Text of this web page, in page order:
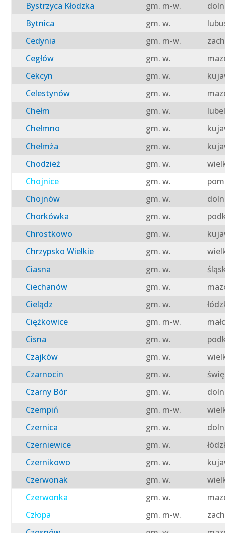
Bystrzyca Kłodzka
gm. m-w.
Bytnica
gm. w.
Cedynia
gm. m-w.
Cegłów
gm. w.
Cekcyn
gm. w.
Celestynów
gm. w.
Chełm
gm. w.
Chełmno
gm. w.
Chełmża
gm. w.
Chodzież
gm. w.
Chojnice
gm. w.
Chojnów
gm. w.
Chorkówka
gm. w.
Chrostkowo
gm. w.
Chrzypsko Wielkie
gm. w.
Ciasna
gm. w.
Ciechanów
gm. w.
Cielądz
gm. w.
Ciężkowice
gm. m-w.
Cisna
gm. w.
Czajków
gm. w.
Czarnocin
gm. w.
Czarny Bór
gm. w.
Czempiń
gm. m-w.
Czernica
gm. w.
Czerniewice
gm. w.
Czernikowo
gm. w.
Czerwonak
gm. w.
Czerwonka
gm. w.
Człopa
gm. m-w.